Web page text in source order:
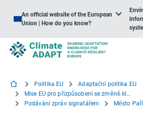
An official website of the European
Union | How do you know?
Politika EU
Adaptační politika EU
Mise EU pro přizpůsobení se změně klimatu
Podávání zpráv signatářem
Město